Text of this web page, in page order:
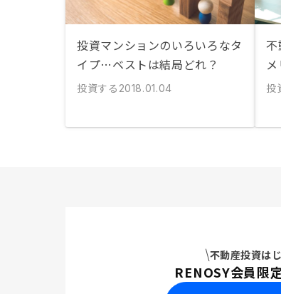
投資マンションのいろいろなタ
イプ…ベストは結局どれ？
投資する 2018.01.04 投
不動産投資は
RENOSY会員限